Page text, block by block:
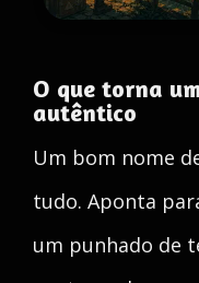
O que torna
autêntico
Um bom nome
tudo. Aponta
um punhado de